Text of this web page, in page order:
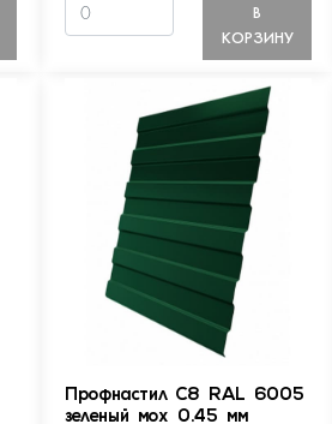
В
КОРЗИНУ
Профнастил С8 RAL 6005
зеленый мох 0.45 мм